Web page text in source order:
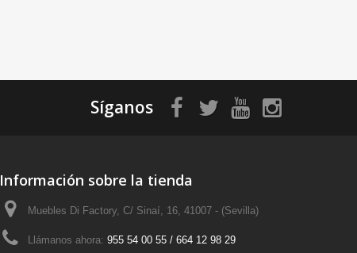
Síganos
Información sobre la tienda
Muebles Di Factory, C/ Sinaí, 16, 41007 - (Sevilla)
Llámanos ahora: 955 54 00 55 / 664 12 98 29